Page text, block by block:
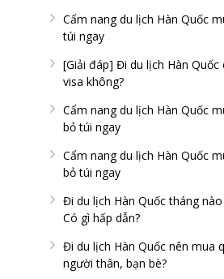
Cẩm nang du lịch Hàn Quốc
túi ngay
[Giải đáp] Đi du lịch Hàn Quốc
visa không?
Cẩm nang du lịch Hàn Quốc
bỏ túi ngay
Cẩm nang du lịch Hàn Quốc
bỏ túi ngay
Đi du lịch Hàn Quốc tháng
Có gì hấp dẫn?
Đi du lịch Hàn Quốc nên mua
người thân, bạn bè?